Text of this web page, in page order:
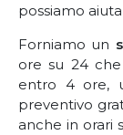
possiamo
Forniamo un
ore su 24
entro 4 ore,
preventivo
anche in orari